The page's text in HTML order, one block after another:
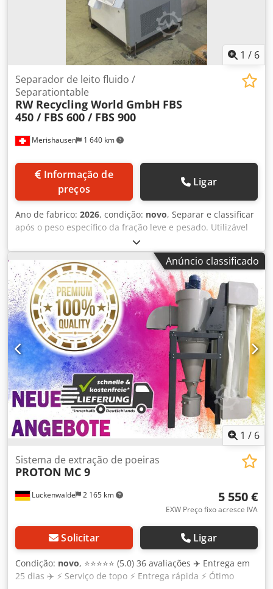
1 / 6
Merishausen 1 640 km
Separador de leito fluido /
Separationtable
RW Recycling World GmbH FBS
450 / FBS 600 / FBS 900
preços
Ligar
Ano de fabrico: 2026, condição: novo, Separar e classificar
após o peso específico da fração leve e pesado. Utilizável
para grãos de alumínio/plástico, de borracha/têxtil, cabo-
reciclagem, etc. Tipo e tamanho são selecionáveis,
dependendo do produto e taxa de transferência.
Comprimento da máquina constante, é possível escolher
entre largura de trabalho de: Chsdebbr Ipopfx Agmja
450mm, 600mm, 900mm.
Anúncio classificado
1 / 6
Luckenwalde 2 165 km
Sistema de extração de poeiras
PROTON MC 9
5 550 €
EXW Preço fixo acresce IVA
Solicitar Ligar
Condição: novo, ⭐⭐⭐⭐⭐ (5.0) 36 avaliações ✈️ Entrega em
25 dias ✈️ ⚡️ Serviço de topo ⚡️ Entrega rápida ⚡️ Ótimo